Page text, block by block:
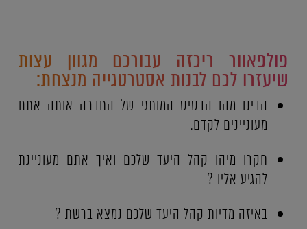
פולפאוור ריכזה עבורכם מגוון עצות
שיעזרו לכם לבנות אסטרטגייה מנצחת:
הבינו מהו הבסיס המותגי של החברה אותה אתם
מעוניינים לקדם.
חקרו מיהו קהל היעד שלכם ואיך אתם מעוניינת
להגיע אליו ?
באיזה מדיות קהל היעד שלכם נמצא ברשת ?